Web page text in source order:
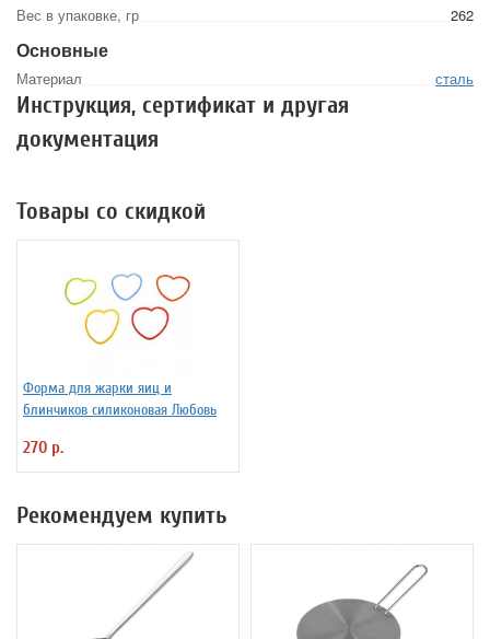
Вес в упаковке, гр
262
Основные
Материал сталь
Инструкция, сертификат и другая
документация
Товары со скидкой
Форма для жарки яиц и
блинчиков силиконовая Любовь
270 р.
Рекомендуем купить